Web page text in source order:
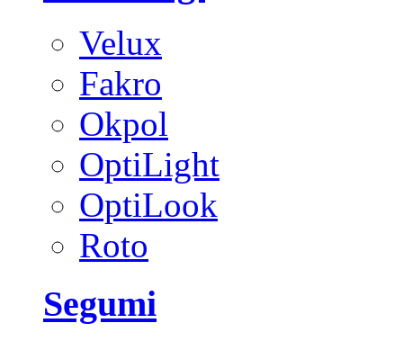
Velux
Fakro
Okpol
OptiLight
OptiLook
Roto
Segumi